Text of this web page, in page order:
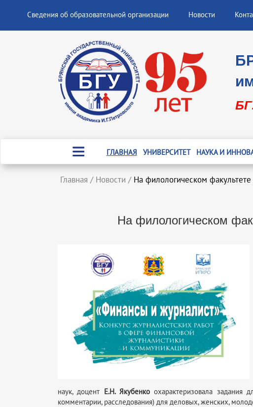
Сведения об образовательной организации Новости
ГЛАВНАЯ УНИВЕРСИТЕТ НАУКА И
Главная / Новости / На филологическом
На филологическом
наук, доцент Е.Н. Якубенко охарактеризовала задания
комментарии, расследования) для деловых, женских,